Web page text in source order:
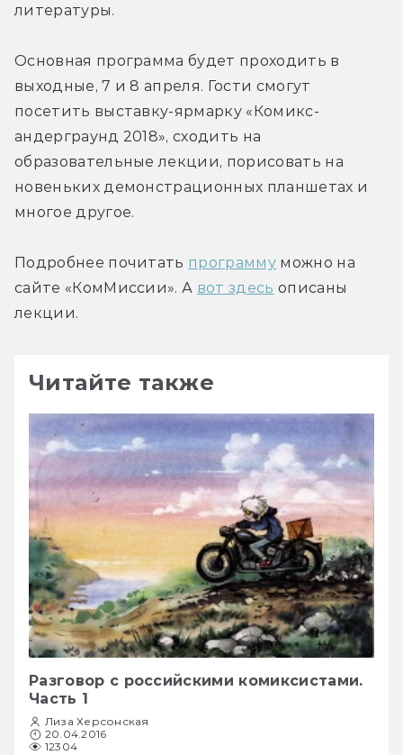
литературы.
Основная программа будет проходить в
выходные, 7 и 8 апреля. Гости смогут
посетить выставку-ярмарку «Комикс-
андерграунд 2018», сходить на
образовательные лекции, порисовать на
новеньких демонстрационных планшетах и
многое другое.
Подробнее почитать программу можно на
сайте «КомМиссии». А вот здесь описаны
лекции.
Читайте также
Разговор с российскими комиксистами.
Часть 1
Лиза Херсонская
20.04.2016
12304